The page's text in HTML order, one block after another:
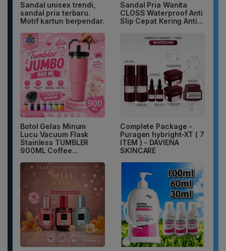
Sandal unisex trendi,
sandal pria terbaru.
Motif kartun berpendar.
Sandal Pria Wanita
CLOSS Waterproof Anti
Slip Cepat Kering Anti...
Botol Gelas Minum
Lucu Vacuum Flask
Stainless TUMBLER
900ML Coffee...
Complete Package -
Puragen hybright-XT ( 7
ITEM ) - DAVIENA
SKINCARE